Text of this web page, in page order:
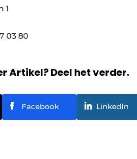
1
03 80
Artikel? Deel het verder.
Facebook LinkedIn